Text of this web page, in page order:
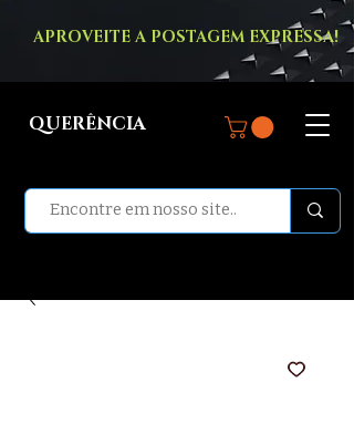
APROVEITE A POSTAGEM EXPRESSA!
QUERÊNCIA